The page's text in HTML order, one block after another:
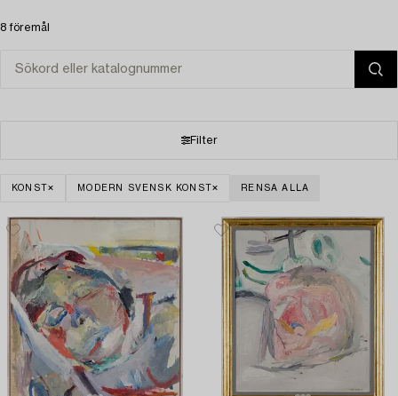
8 föremål
Filter
KONST MODERN SVENSK KONST RENSA ALLA